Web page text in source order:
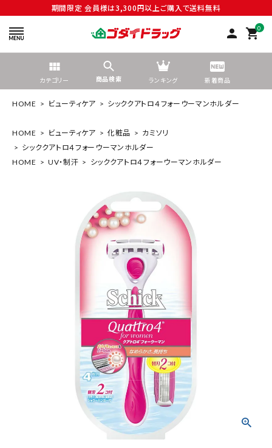
期間限定 会員様は3,300円以上ご購入で送料無料
person 0
shopping_cart
カテゴリー 商品検索 ランキング 新着商品
search
絞り込んで検索する
ACCOUNT MENU
person 会員登録
HOME ビューティケア シッククアトロ４フォーウーマンホルダー
HOME ビューティケア 化粧品
カミソリ
シッククアトロ４フォーウーマンホルダー
HOME
UV・制汗 シッククアトロ４フォーウーマンホルダー